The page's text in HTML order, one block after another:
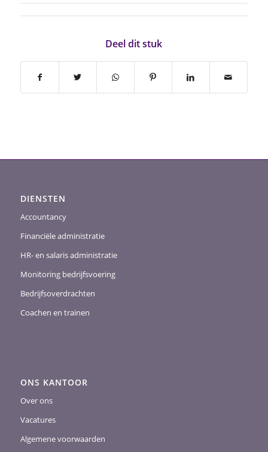
Deel dit stuk
DIENSTEN
Accountancy
Financiële administratie
HR- en salaris administratie
Monitoring bedrijfsvoering
Bedrijfsoverdrachten
Coachen en trainen
ONS KANTOOR
Over ons
Vacatures
Algemene voorwaarden